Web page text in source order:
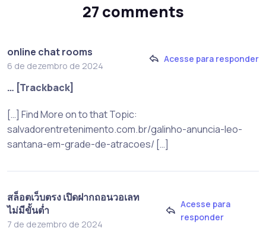
27 comments
online chat rooms
6 de dezembro de 2024
Acesse para responder
… [Trackback]
[…] Find More on to that Topic:
salvadorentretenimento.com.br/galinho-anuncia-leo-
santana-em-grade-de-atracoes/ […]
สล็อตเว็บตรง เปิดฝากถอนวอเลท
ไม่มีขั้นต่ำ
7 de dezembro de 2024
Acesse para
responder